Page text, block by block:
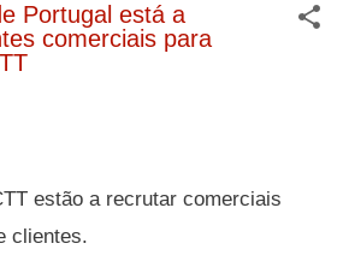
Portugal está a
comerciais para
estão a recrutar comerciais
clientes.